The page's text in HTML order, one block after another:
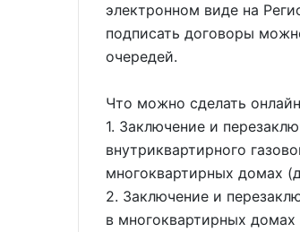
электронном виде на
подписать договоры
очередей.
Что можно сделать
1. Заключение и
внутриквартирного
многоквартирных домах
2. Заключение и
в многоквартирных